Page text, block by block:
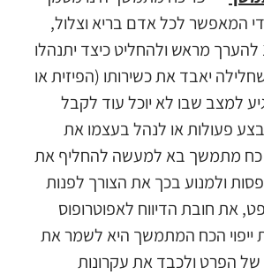
המאפשר לכל אדם בריא וצלול,
מעל גיל 18 להערך מראש ולהחליט כיצד יתנהלו
יאבד את כשירותו (הפיזית או
למצב שבו לא יוכל עוד לקבל
פעולות או לנהל בעצמו את
כח מתמשך בא למעשה להחליף את
ולמנוע בכך את הצורך לפנות
את חובת הדיווח לאפוטרופוס
ייפוי הכח המתמשך היא לשמר את
של הפרט ולכבד את עקרונות